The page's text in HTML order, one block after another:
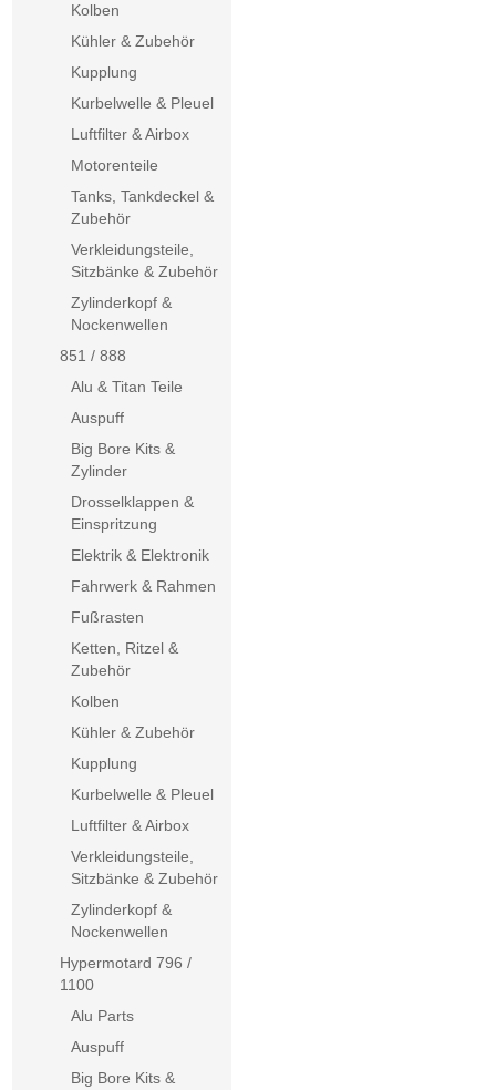
Kolben
Kühler & Zubehör
Kupplung
Kurbelwelle & Pleuel
Luftfilter & Airbox
Motorenteile
Tanks, Tankdeckel &
Zubehör
Verkleidungsteile,
Sitzbänke & Zubehör
Zylinderkopf &
Nockenwellen
851 / 888
Alu & Titan Teile
Auspuff
Big Bore Kits &
Zylinder
Drosselklappen &
Einspritzung
Elektrik & Elektronik
Fahrwerk & Rahmen
Fußrasten
Ketten, Ritzel &
Zubehör
Kolben
Kühler & Zubehör
Kupplung
Kurbelwelle & Pleuel
Luftfilter & Airbox
Verkleidungsteile,
Sitzbänke & Zubehör
Zylinderkopf &
Nockenwellen
Hypermotard 796 /
1100
Alu Parts
Auspuff
Big Bore Kits &